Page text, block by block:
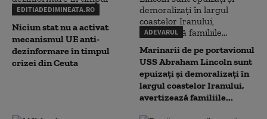
EDITIADEDIMINEATA.RO
Niciun stat nu a activat
mecanismul UE anti-
dezinformare în timpul
crizei din Ceuta
ADEVARUL
Marinarii de pe portavionul
USS Abraham Lincoln sunt
epuizați și demoralizați în
largul coastelor Iranului,
avertizează familiile...